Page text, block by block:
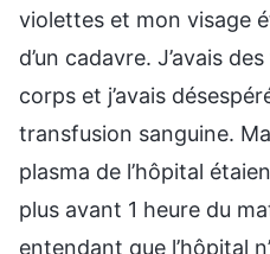
violettes et mon visage
d’un cadavre. J’avais
corps et j’avais
transfusion sanguine.
plasma de l’hôpital
plus avant 1 heure du
entendant que l’hôpital